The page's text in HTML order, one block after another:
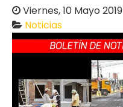
Viernes, 10 Mayo 2019
Noticias